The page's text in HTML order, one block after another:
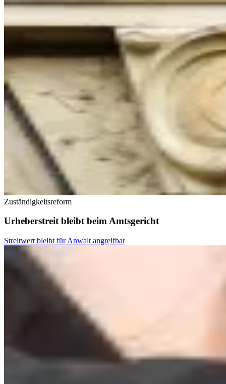
Zuständigkeitsreform
Urheberstreit bleibt beim Amtsgericht
Streitwert bleibt für Anwalt angreifbar